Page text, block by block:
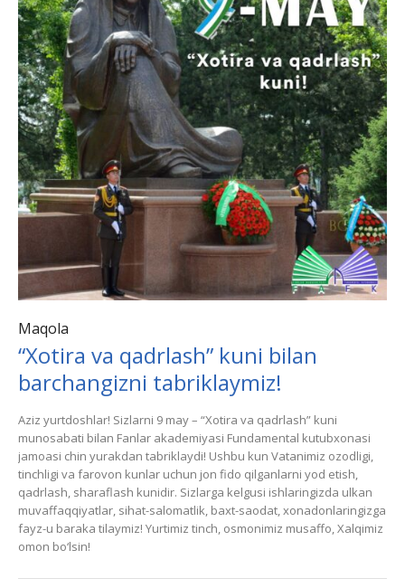
Maqola
“Xotira va qadrlash” kuni bilan
barchangizni tabriklaymiz!
Aziz yurtdoshlar! Sizlarni 9 may – “Xotira va qadrlash” kuni
munosabati bilan Fanlar akademiyasi Fundamental kutubxonasi
jamoasi chin yurakdan tabriklaydi! Ushbu kun Vatanimiz ozodligi,
tinchligi va farovon kunlar uchun jon fido qilganlarni yod etish,
qadrlash, sharaflash kunidir. Sizlarga kelgusi ishlaringizda ulkan
muvaffaqqiyatlar, sihat-salomatlik, baxt-saodat, xonadonlaringizga
fayz-u baraka tilaymiz! Yurtimiz tinch, osmonimiz musaffo, Xalqimiz
omon bo‘lsin!